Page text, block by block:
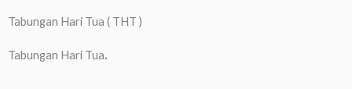
Tabungan Hari Tua ( THT )
Tabungan Hari Tua.